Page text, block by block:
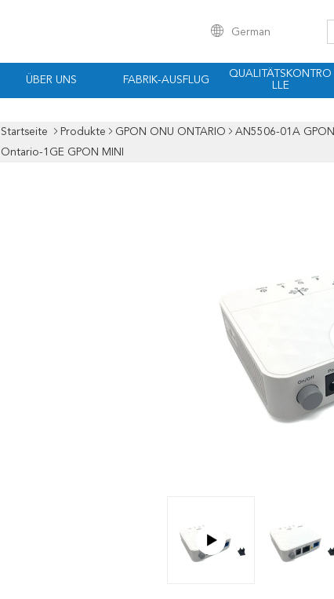
German
ÜBER UNS FABRIK-AUSFLUG
QUALITÄTSKONTRO
LLE
Startseite Produkte GPON ONU ONTARIO
AN5506-01A
Ontario-1GE GPON MINI